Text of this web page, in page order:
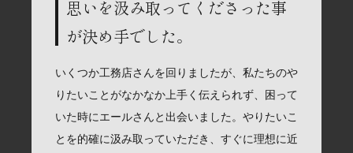
思いを汲み取ってくださった事
が決め手でした。
いくつか工務店さんを回りましたが、私たちのや
りたいことがなかなか上手く伝えられず、困って
いた時にエールさんと出会いました。やりたいこ
とを的確に汲み取っていただき、すぐに理想に近